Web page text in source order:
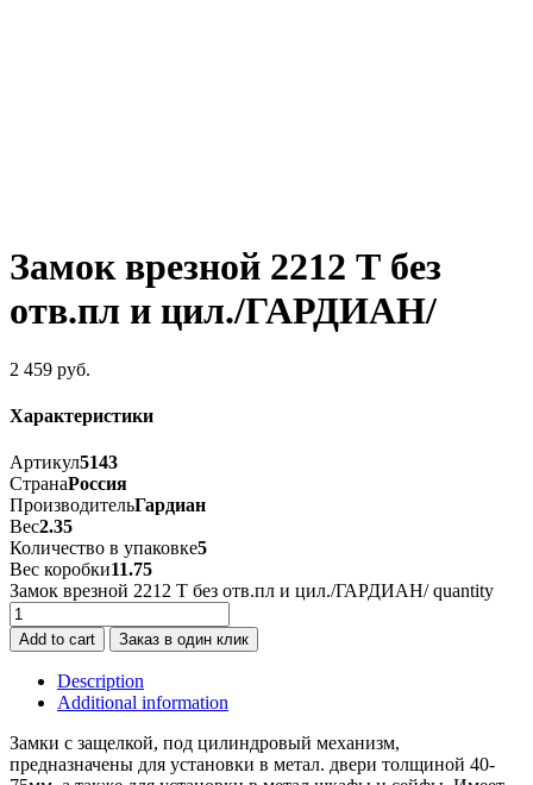
Замок врезной 2212 Т без
отв.пл и цил./ГАРДИАН/
2 459 руб.
Характеристики
Артикул5143
СтранаРоссия
ПроизводительГардиан
Вес2.35
Количество в упаковке5
Вес коробки11.75
Замок врезной 2212 Т без отв.пл и цил./ГАРДИАН/ quantity
Add to cart Заказ в один клик
Description
Additional information
Замки с защелкой, под цилиндровый механизм,
предназначены для установки в метал. двери толщиной 40-